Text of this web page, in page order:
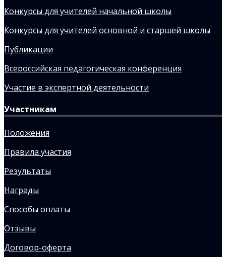
Конкурсы для учителей начальной школы
Конкурсы для учителей основной и старшей школы
Публикации
Всероссийская педагогическая конференция
Участие в экспертной деятельности
Участникам
Положения
Правила участия
Результаты
Награды
Способы оплаты
Отзывы
Договор-оферта